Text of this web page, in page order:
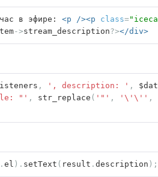
в эфире: <p /><p class="iceca
->stream_description?></div>
, ', description: ' ,
$dat
"' , str_replace ( '"' , '\'\'' ,
. el ). setText ( result . description );